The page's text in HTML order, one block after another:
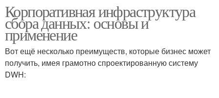
Корпоративная инфраструктура
сбора данных: основы и
применение
Вот ещё несколько преимуществ, которые бизнес может
получить, имея грамотно спроектированную систему
DWH: